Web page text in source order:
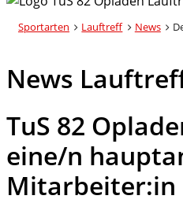
Sportarten Lauftreff News
News
TuS 82
eine/n
Mitarbeiter:in